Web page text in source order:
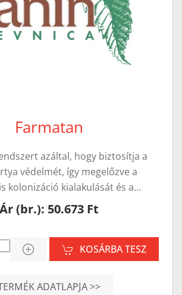
Farmatan
azáltal, hogy biztosítja a
védelmét, így megelőzve a
kolonizáció kialakulását és a…
Ár (br.): 50.673 Ft
KOSÁRBA TESZ
ADATLAPJA >>